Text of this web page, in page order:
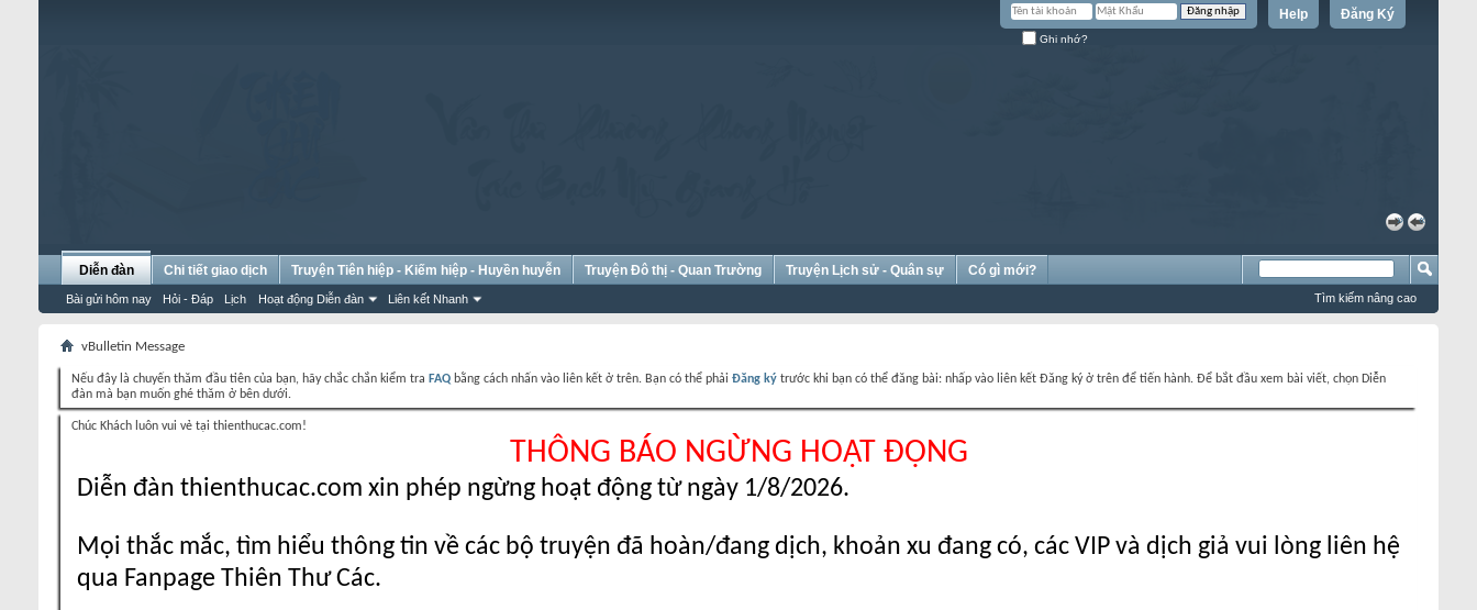
Đăng Ký
Help
Ghi nhớ?
«
»
Diễn đàn
Bài gửi hôm nay Hỏi - Đáp Lịch Hoạt động Diễn đàn Liên kết Nhanh
Chi tiết giao dịch Truyện Tiên hiệp - Kiếm hiệp - Huyền huyễn Truyện Đô thị - Quan Trường Truyện Lịch sử - Quân sự Có gì mới?
Tìm kiếm nâng cao
vBulletin Message
Nếu đây là chuyến thăm đầu tiên của bạn, hãy chắc chắn kiểm tra FAQ bằng cách nhấn vào liên kết ở trên. Bạn có thể phải Đăng ký trước khi bạn có thể đăng bài: nhấp vào liên kết Đăng ký ở trên để tiến hành. Để bắt đầu xem bài viết, chọn Diễn
đàn mà bạn muốn ghé thăm ở bên dưới.
Chúc Khách luôn vui vẻ tại thienthucac.com!
THÔNG BÁO NGỪNG HOẠT ĐỘNG
Diễn đàn thienthucac.com xin phép ngừng hoạt động từ ngày 1/8/2026.
Mọi thắc mắc, tìm hiểu thông tin về các bộ truyện đã hoàn/đang dịch, khoản xu đang có, các VIP và dịch giả vui lòng liên hệ
qua Fanpage Thiên Thư Các.